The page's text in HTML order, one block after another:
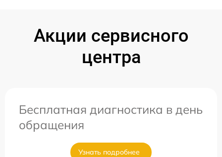
Акции сервисного
центра
Бесплатная диагностика в день
обращения
Узнать подробнее